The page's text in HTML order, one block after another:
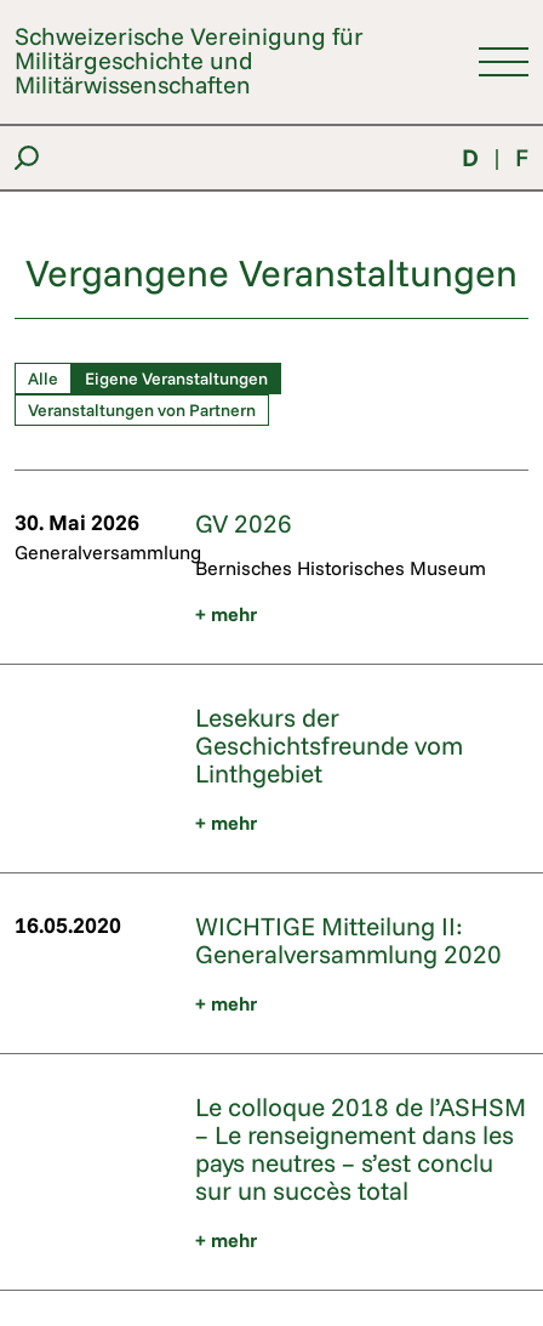
Schweizerische Vereinigung für
Militärgeschichte und
Militärwissenschaften
D | F
Vergangene Veranstaltungen
Alle
Eigene Veranstaltungen
Veranstaltungen von Partnern
30. Mai 2026
Generalversammlung
GV 2026
Bernisches Historisches Museum
+ mehr
Lesekurs der
Geschichtsfreunde vom
Linthgebiet
+ mehr
16.05.2020
WICHTIGE Mitteilung II:
Generalversammlung 2020
+ mehr
Le colloque 2018 de l’ASHSM
– Le renseignement dans les
pays neutres – s’est conclu
sur un succès total
+ mehr